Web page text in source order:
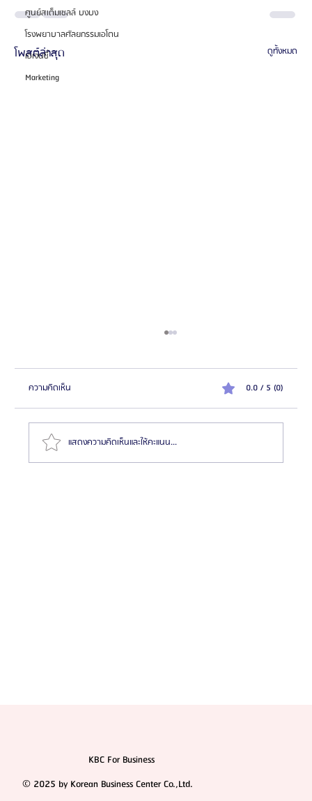
ศูนย์สเต็มเซลล์ บงบง
โรงพยาบาลศัลยกรรมเอโตน
เอเจนซี่
Marketing
โพสต์ล่าสุด ดูทั้งหมด
ความคิดเห็น 0.0 / 5 (0)
แสดงความคิดเห็นและให้คะแนน...
KBC For Business
© 2025 by Korean Business Center Co.,Ltd.